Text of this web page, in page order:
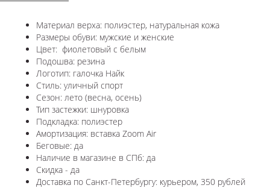
Материал верха: полиэстер, натуральная кожа
Размеры обуви: мужские и женские
Цвет: фиолетовый с белым
Подошва: резина
Логотип: галочка Найк
Стиль: уличный спорт
Сезон: лето (весна, осень)
Тип застежки: шнуровка
Подкладка: полиэстер
Амортизация: вставка Zoom Air
Беговые: да
Наличие в магазине в СПб: да
Скидка - да
Доставка по Санкт-Петербургу: курьером, 350 рублей